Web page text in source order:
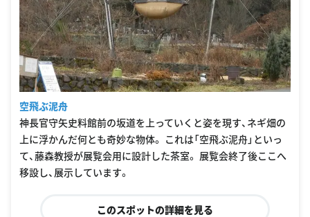
空飛ぶ泥舟
神長官守矢史料館前の坂道を上っていくと姿を現す、ネギ畑の
上に浮かんだ何とも奇妙な物体。 これは「空飛ぶ泥舟」といっ
て、藤森教授が展覧会用に設計した茶室。 展覧会終了後ここへ
移設し、展示しています。
このスポットの詳細を見る